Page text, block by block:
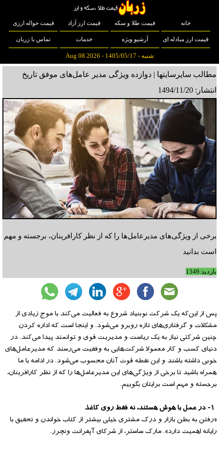
خانه قیمت طلا و سکه قیمت ارز آزاد قیمت حواله ارزی
قیمت ارز مبادله ای آرشیو ویژه خدمات تماس با زربان
شنبه - 1405/05/17 - Aug 08 2026
مطالب سایرسایتها | دوازده ویژگی مدیر عامل‌های موفق تاریخ
انتشار: 1494/11/20
برخی از ویژگی‌های مدیرعامل‌ها را که از نظر کارافرینان، برجسته و مهم
است بدانید
بازدید:1349
پس از این‌که یک شرکت نوبنیاد شروع به فعالیت می‌کند با موج زیادی از
مشکلات و گرفتاری‌های تازه روبرو می‌شود. و اینجا است که اداره کردن
چنین شرکتی نیاز به یک ریاست و مدیریت قوی و توانمند پیدا می‌کند. در
دنیای کسب و کار معمولا شرکت‌هایی به وفقیت می‌رسند که مدیرعامل‌های
خوبی داشته باشند و این نقطه قوت آنان محسوب می‌شود. در ادامه با ما
همراه باشید تا برخی از ویژگی‌های این مدیرعامل‌ها را که از نظر کارافرینان،
برجسته و مهم است برایتان بگوییم.
«رفتن به بطن بازار و درک مشتری خیلی بیشتر از کتاب خواندن و تحقیق با
رایانه اهمیت دارد». مارک ساستر، از شرکای آپفرانت ونچرز.